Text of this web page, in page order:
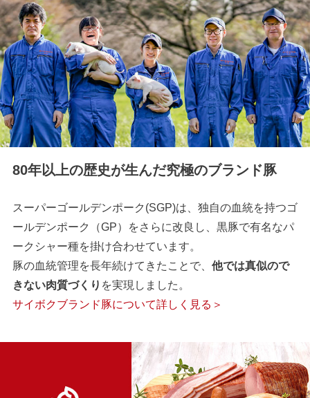
80年以上の歴史が生んだ究極のブランド豚
スーパーゴールデンポーク(SGP)は、独自の血統を持つゴ
ールデンポーク（GP）をさらに改良し、黒豚で有名なパ
ークシャー種を掛け合わせています。
豚の血統管理を長年続けてきたことで、 他では真似ので
きない肉質づくり を実現しました。
サイボクブランド豚について詳しく見る＞